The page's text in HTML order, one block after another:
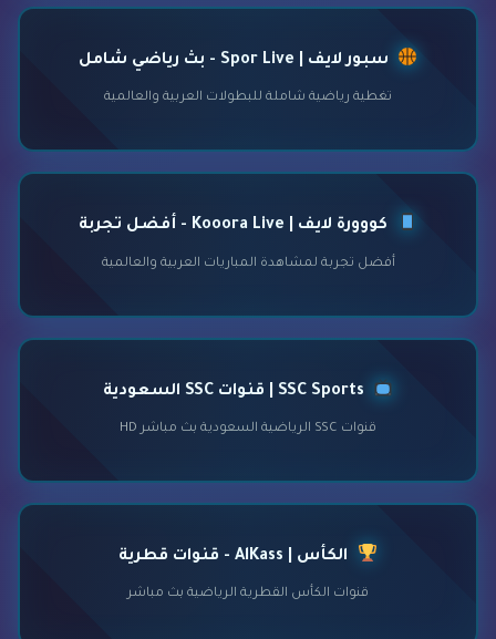
سبور لايف | Spor Live - بث رياضي شامل
تغطية رياضية شاملة للبطولات العربية والعالمية
كووورة لايف | Kooora Live - أفضل تجربة
أفضل تجربة لمشاهدة المباريات العربية والعالمية
قنوات SSC الرياضية السعودية بث مباشر HD
الكأس | AlKass - قنوات قطرية
قنوات الكأس القطرية الرياضية بث مباشر